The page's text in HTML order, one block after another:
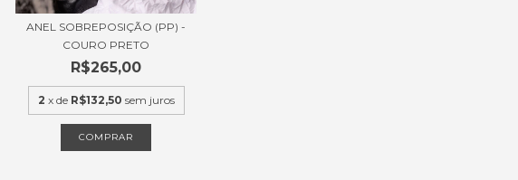
ANEL SOBREPOSIÇÃO (PP) -
COURO PRETO
R$265,00
2 x de R$132,50 sem juros
COMPRAR